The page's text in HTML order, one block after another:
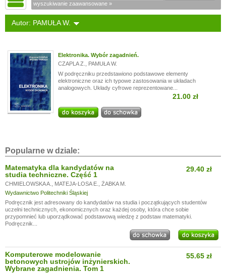
wyszukiwanie zaawansowane »
Autor: PAMUŁA W.
Elektronika. Wybór zagadnień.
CZAPLA Z.
PAMUŁA W.
W podręczniku przedstawiono podstawowe elementy
elektroniczne oraz ich typowe zastosowania w układach
analogowych. Układy cyfrowe reprezentowane...
21.00 zł
Popularne w dziale:
Matematyka dla kandydatów na
studia techniczne. Część 1
CHMIELOWSKA A. MATEJA-LOSA E.
ŻABKA M.
Wydawnictwo Politechniki Śląskiej
29.40 zł
Podręcznik jest adresowany do kandydatów na studia i początkujących studentów
uczelni technicznych, ekonomicznych oraz każdej osoby, która chce sobie
przypomnieć lub uporządkować podstawową wiedzę z podstaw matematyki.
Podręcznik...
Komputerowe modelowanie
betonowych ustrojów inżynierskich.
Wybrane zagadnienia. Tom 1
55.65 zł